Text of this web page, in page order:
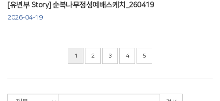
[유년부 Story] 순복나무정성예배스케치_260419
2026-04-19
1 2 3 4 5